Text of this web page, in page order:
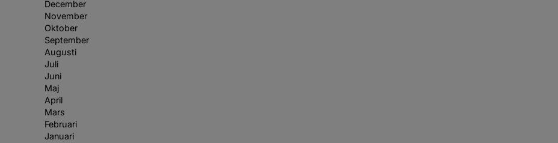
December
November
Oktober
September
Augusti
Juli
Juni
Maj
April
Mars
Februari
Januari